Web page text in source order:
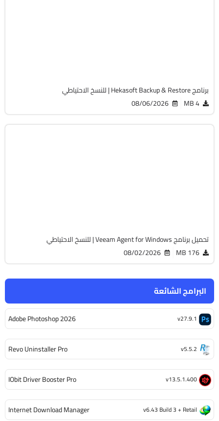
البرامج الشائعة
Adobe Photoshop 2026 v27.9.1
Revo Uninstaller Pro v5.5.2
IObit Driver Booster Pro v13.5.1.400
Internet Download Manager v6.43 Build 3 + Retail
برنامج Hekasoft Backup & Restore | للنسخ الاحتياطي
4 MB
08/06/2026
تحميل برنامج Veeam Agent for Windows | للنسخ الاحتياطي
176 MB
08/02/2026